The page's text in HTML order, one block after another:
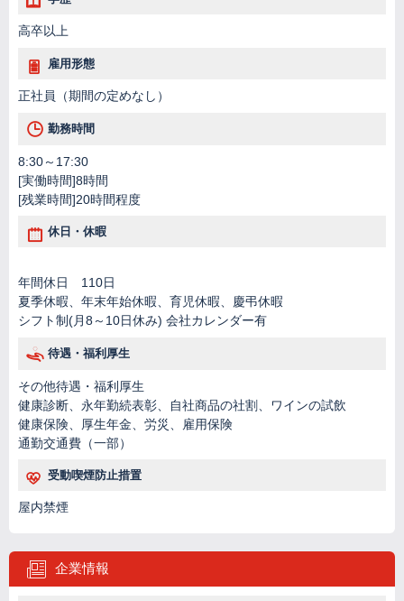
高卒以上
雇用形態
正社員（期間の定めなし）
勤務時間
8:30～17:30
[実働時間]8時間
[残業時間]20時間程度
休日・休暇
年間休日 110日
夏季休暇、年末年始休暇、育児休暇、慶弔休暇
シフト制(月8～10日休み) 会社カレンダー有
待遇・福利厚生
その他待遇・福利厚生
健康診断、永年勤続表彰、自社商品の社割、ワインの試飲
健康保険、厚生年金、労災、雇用保険
通勤交通費（一部）
受動喫煙防止措置
屋内禁煙
企業情報